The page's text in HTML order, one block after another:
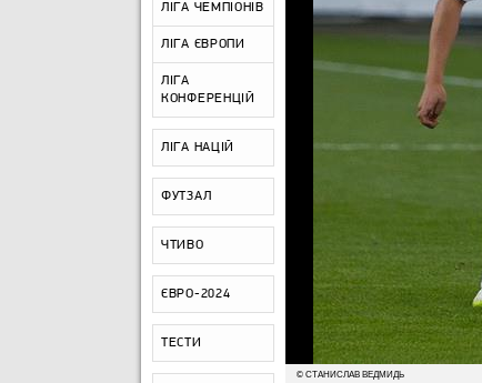
ЛІГА ЧЕМПІОНІВ
ЛІГА ЄВРОПИ
ЛІГА
КОНФЕРЕНЦІЙ
ЛІГА НАЦІЙ
ФУТЗАЛ
ЧТИВО
ЄВРО-2024
ТЕСТИ
© СТАНИСЛАВ ВЕДМИДЬ